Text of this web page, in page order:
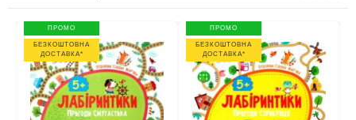
ПРОМО
БЕЗКОШТОВНА
ДОСТАВКА*
ПРОМО
БЕЗКОШТОВНА
ДОСТАВКА*